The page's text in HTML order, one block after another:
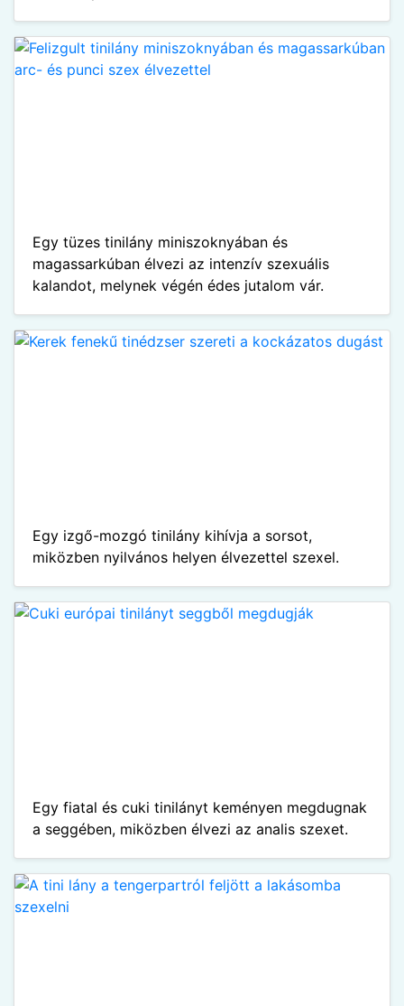
Egy tüzes tinilány miniszoknyában és
magassarkúban élvezi az intenzív szexuális
kalandot, melynek végén édes jutalom vár.
Egy izgő-mozgó tinilány kihívja a sorsot,
miközben nyilvános helyen élvezettel szexel.
Egy fiatal és cuki tinilányt keményen megdugnak
a seggében, miközben élvezi az analis szexet.